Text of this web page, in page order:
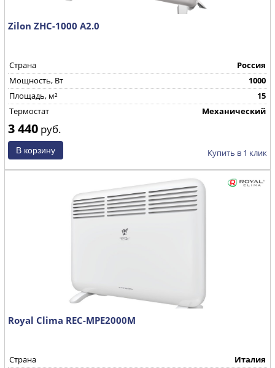
Zilon ZHC-1000 А2.0
Страна
Россия
Mощность, Вт
1000
Площадь, м²
15
Термостат
Механический
3 440 руб.
Купить в 1 клик
Royal Clima REC-MPE2000M
Страна
Италия